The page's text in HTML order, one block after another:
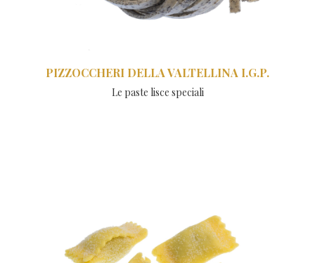
PIZZOCCHERI DELLA VALTELLINA I.G.P.
Le paste lisce speciali